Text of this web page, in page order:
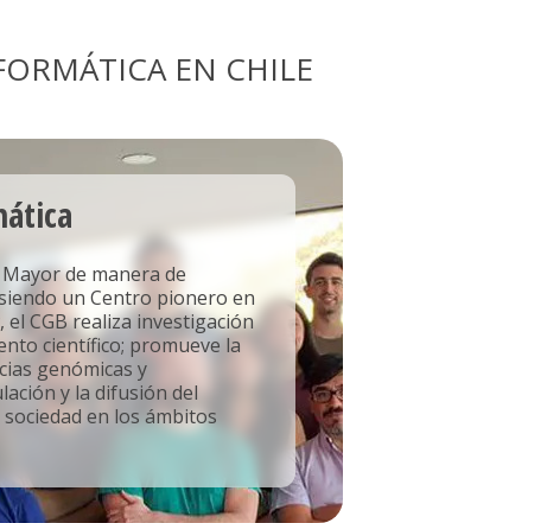
EN CHILE
de manera de
un Centro pionero en
CGB realiza investigación
científico; promueve la
genómicas y
y la difusión del
en los ámbitos